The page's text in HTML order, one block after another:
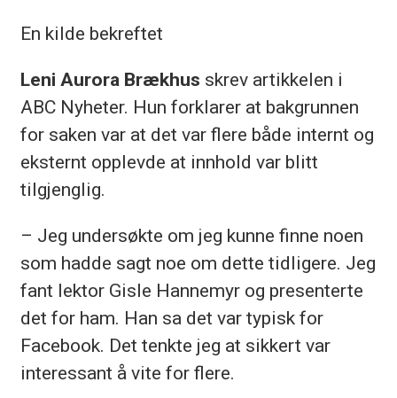
En kilde bekreftet
Leni Aurora Brækhus skrev artikkelen i
ABC Nyheter. Hun forklarer at bakgrunnen
for saken var at det var flere både internt og
eksternt opplevde at innhold var blitt
tilgjenglig.
– Jeg undersøkte om jeg kunne finne noen
som hadde sagt noe om dette tidligere. Jeg
fant lektor Gisle Hannemyr og presenterte
det for ham. Han sa det var typisk for
Facebook. Det tenkte jeg at sikkert var
interessant å vite for flere.